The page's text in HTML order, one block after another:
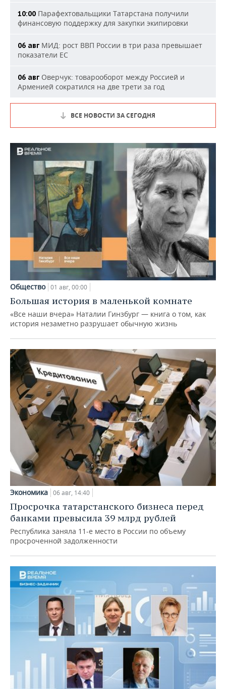
10:00 Парафехтовальщики Татарстана получили
финансовую поддержку для закупки экипировки
06 авг МИД: рост ВВП России в три раза превышает
показатели ЕС
06 авг Оверчук: товарооборот между Россией и
Арменией сократился на две трети за год
ВСЕ НОВОСТИ ЗА СЕГОДНЯ
Общество 01 авг, 00:00
Большая история в маленькой комнате
«Все наши вчера» Наталии Гинзбург — книга о том, как
история незаметно разрушает обычную жизнь
Экономика 06 авг, 14:40
Просрочка татарстанского бизнеса перед
банками превысила 39 млрд рублей
Республика заняла 11-е место в России по объему
просроченной задолженности